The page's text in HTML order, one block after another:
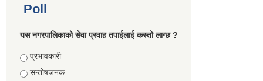
Poll
यस नगरपालिकाको सेवा प्रवाह तपाईलाई कस्तो लाग्छ ?
Choices
प्रभावकारी
सन्तोषजनक